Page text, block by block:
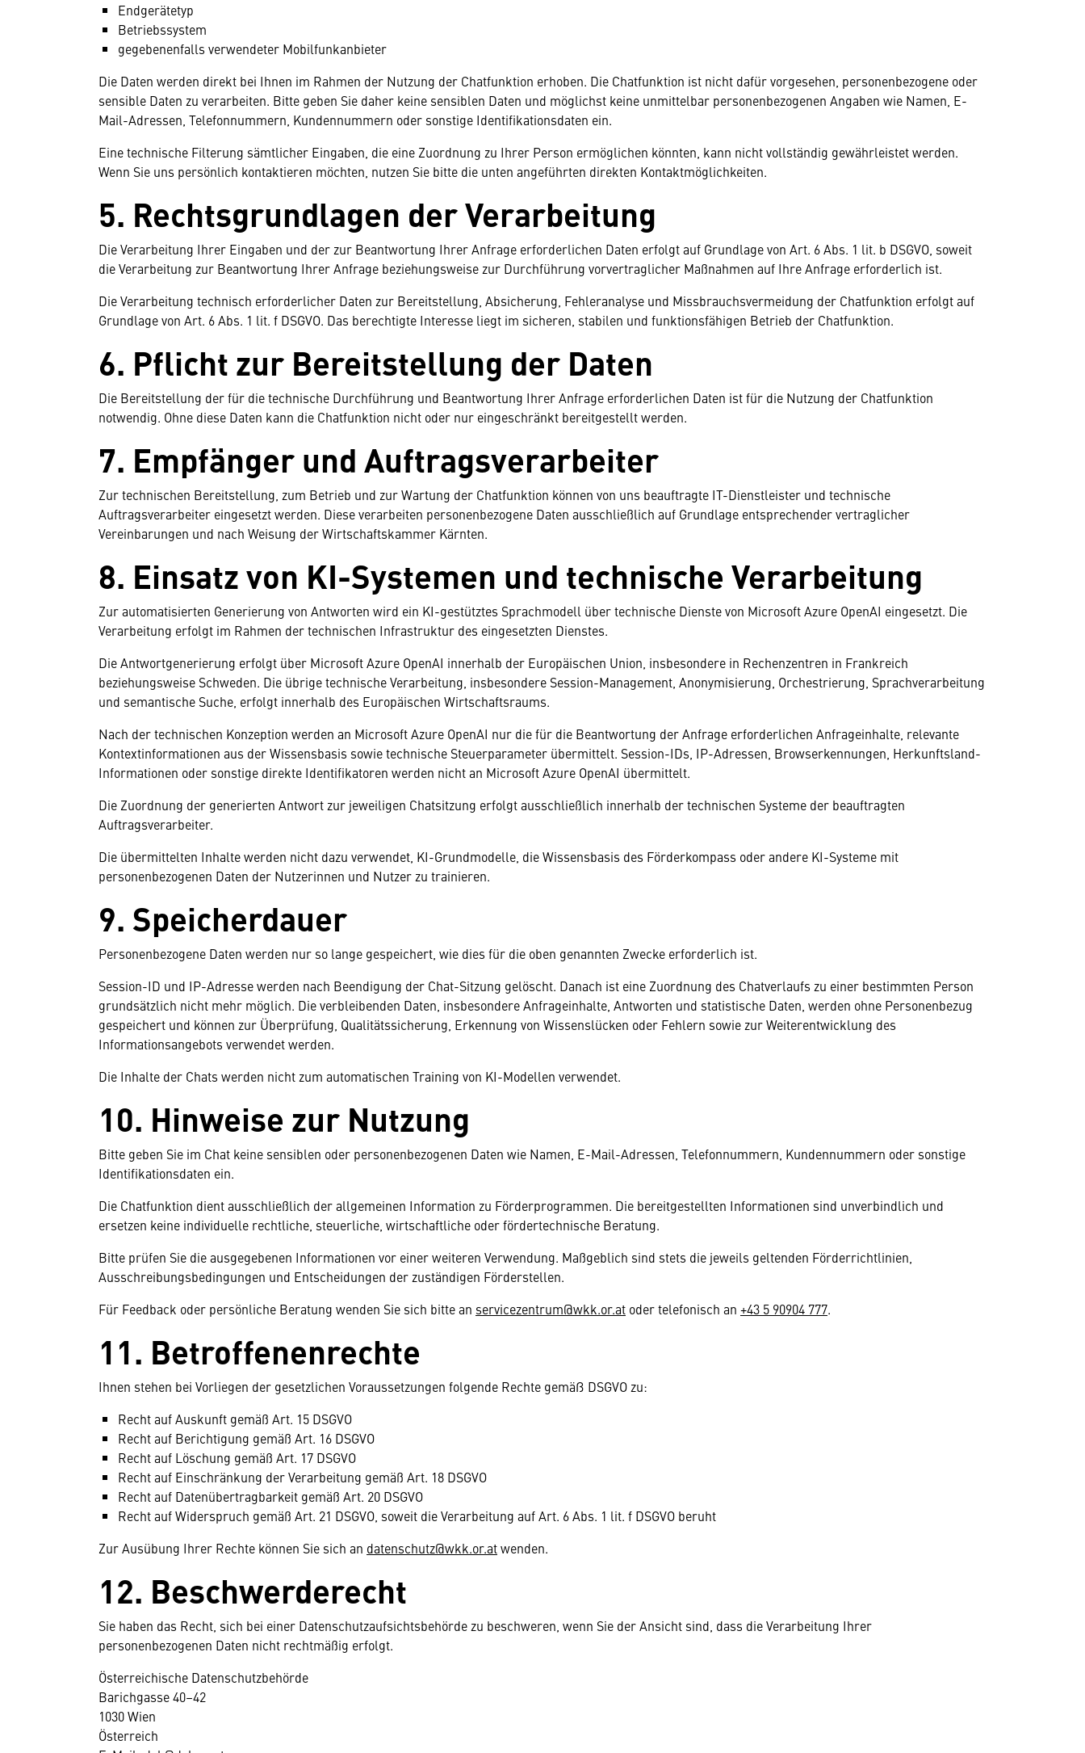
Endgerätetyp
Betriebssystem
gegebenenfalls verwendeter Mobilfunkanbieter
Die Daten werden direkt bei Ihnen im Rahmen der Nutzung der Chatfunktion erhoben. Die Chatfunktion ist nicht dafür vorgesehen, personenbezogene oder
sensible Daten zu verarbeiten. Bitte geben Sie daher keine sensiblen Daten und möglichst keine unmittelbar personenbezogenen Angaben wie Namen, E-
Mail-Adressen, Telefonnummern, Kundennummern oder sonstige Identifikationsdaten ein.
Eine technische Filterung sämtlicher Eingaben, die eine Zuordnung zu Ihrer Person ermöglichen könnten, kann nicht vollständig gewährleistet werden.
Wenn Sie uns persönlich kontaktieren möchten, nutzen Sie bitte die unten angeführten direkten Kontaktmöglichkeiten.
5. Rechtsgrundlagen der Verarbeitung
Die Verarbeitung Ihrer Eingaben und der zur Beantwortung Ihrer Anfrage erforderlichen Daten erfolgt auf Grundlage von Art. 6 Abs. 1 lit. b DSGVO, soweit
die Verarbeitung zur Beantwortung Ihrer Anfrage beziehungsweise zur Durchführung vorvertraglicher Maßnahmen auf Ihre Anfrage erforderlich ist.
Die Verarbeitung technisch erforderlicher Daten zur Bereitstellung, Absicherung, Fehleranalyse und Missbrauchsvermeidung der Chatfunktion erfolgt auf
Grundlage von Art. 6 Abs. 1 lit. f DSGVO. Das berechtigte Interesse liegt im sicheren, stabilen und funktionsfähigen Betrieb der Chatfunktion.
6. Pflicht zur Bereitstellung der Daten
Die Bereitstellung der für die technische Durchführung und Beantwortung Ihrer Anfrage erforderlichen Daten ist für die Nutzung der Chatfunktion
notwendig. Ohne diese Daten kann die Chatfunktion nicht oder nur eingeschränkt bereitgestellt werden.
7. Empfänger und Auftragsverarbeiter
Zur technischen Bereitstellung, zum Betrieb und zur Wartung der Chatfunktion können von uns beauftragte IT-Dienstleister und technische
Auftragsverarbeiter eingesetzt werden. Diese verarbeiten personenbezogene Daten ausschließlich auf Grundlage entsprechender vertraglicher
Vereinbarungen und nach Weisung der Wirtschaftskammer Kärnten.
8. Einsatz von KI-Systemen und technische Verarbeitung
Zur automatisierten Generierung von Antworten wird ein KI-gestütztes Sprachmodell über technische Dienste von Microsoft Azure OpenAI eingesetzt. Die
Verarbeitung erfolgt im Rahmen der technischen Infrastruktur des eingesetzten Dienstes.
Die Antwortgenerierung erfolgt über Microsoft Azure OpenAI innerhalb der Europäischen Union, insbesondere in Rechenzentren in Frankreich
beziehungsweise Schweden. Die übrige technische Verarbeitung, insbesondere Session-Management, Anonymisierung, Orchestrierung, Sprachverarbeitung
und semantische Suche, erfolgt innerhalb des Europäischen Wirtschaftsraums.
Nach der technischen Konzeption werden an Microsoft Azure OpenAI nur die für die Beantwortung der Anfrage erforderlichen Anfrageinhalte, relevante
Kontextinformationen aus der Wissensbasis sowie technische Steuerparameter übermittelt. Session-IDs, IP-Adressen, Browserkennungen, Herkunftsland-
Informationen oder sonstige direkte Identifikatoren werden nicht an Microsoft Azure OpenAI übermittelt.
Die Zuordnung der generierten Antwort zur jeweiligen Chatsitzung erfolgt ausschließlich innerhalb der technischen Systeme der beauftragten
Auftragsverarbeiter.
Die übermittelten Inhalte werden nicht dazu verwendet, KI-Grundmodelle, die Wissensbasis des Förderkompass oder andere KI-Systeme mit
personenbezogenen Daten der Nutzerinnen und Nutzer zu trainieren.
9. Speicherdauer
Personenbezogene Daten werden nur so lange gespeichert, wie dies für die oben genannten Zwecke erforderlich ist.
Session-ID und IP-Adresse werden nach Beendigung der Chat-Sitzung gelöscht. Danach ist eine Zuordnung des Chatverlaufs zu einer bestimmten Person
grundsätzlich nicht mehr möglich. Die verbleibenden Daten, insbesondere Anfrageinhalte, Antworten und statistische Daten, werden ohne Personenbezug
gespeichert und können zur Überprüfung, Qualitätssicherung, Erkennung von Wissenslücken oder Fehlern sowie zur Weiterentwicklung des
Informationsangebots verwendet werden.
Die Inhalte der Chats werden nicht zum automatischen Training von KI-Modellen verwendet.
10. Hinweise zur Nutzung
Bitte geben Sie im Chat keine sensiblen oder personenbezogenen Daten wie Namen, E-Mail-Adressen, Telefonnummern, Kundennummern oder sonstige
Identifikationsdaten ein.
Die Chatfunktion dient ausschließlich der allgemeinen Information zu Förderprogrammen. Die bereitgestellten Informationen sind unverbindlich und
ersetzen keine individuelle rechtliche, steuerliche, wirtschaftliche oder fördertechnische Beratung.
Bitte prüfen Sie die ausgegebenen Informationen vor einer weiteren Verwendung. Maßgeblich sind stets die jeweils geltenden Förderrichtlinien,
Ausschreibungsbedingungen und Entscheidungen der zuständigen Förderstellen.
Für Feedback oder persönliche Beratung wenden Sie sich bitte an servicezentrum@wkk.or.at oder telefonisch an +43 5 90904 777.
11. Betroffenenrechte
Ihnen stehen bei Vorliegen der gesetzlichen Voraussetzungen folgende Rechte gemäß DSGVO zu:
Recht auf Auskunft gemäß Art. 15 DSGVO
Recht auf Berichtigung gemäß Art. 16 DSGVO
Recht auf Löschung gemäß Art. 17 DSGVO
Recht auf Einschränkung der Verarbeitung gemäß Art. 18 DSGVO
Recht auf Datenübertragbarkeit gemäß Art. 20 DSGVO
Recht auf Widerspruch gemäß Art. 21 DSGVO, soweit die Verarbeitung auf Art. 6 Abs. 1 lit. f DSGVO beruht
Zur Ausübung Ihrer Rechte können Sie sich an datenschutz@wkk.or.atwenden.
12. Beschwerderecht
Sie haben das Recht, sich bei einer Datenschutzaufsichtsbehörde zu beschweren, wenn Sie der Ansicht sind, dass die Verarbeitung Ihrer
personenbezogenen Daten nicht rechtmäßig erfolgt.
Österreichische Datenschutzbehörde
Barichgasse 40–42
1030 Wien
Österreich